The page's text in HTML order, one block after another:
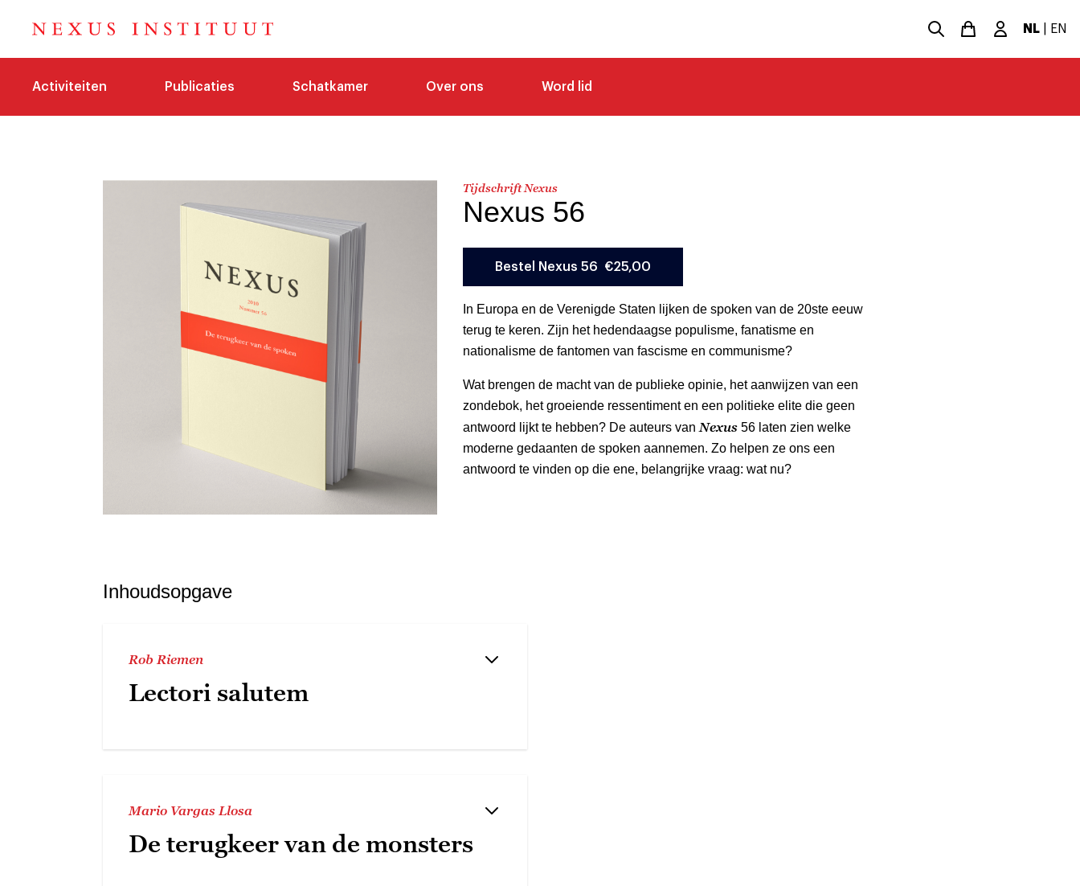
NL EN
Activiteiten Publicaties Schatkamer Over ons Word lid
Tijdschrift Nexus
Nexus 56
In Europa en de Verenigde Staten lijken de spoken van de 20ste eeuw
terug te keren. Zijn het hedendaagse populisme, fanatisme en
nationalisme de fantomen van fascisme en communisme?
Wat brengen de macht van de publieke opinie, het aanwijzen van een
zondebok, het groeiende ressentiment en een politieke elite die geen
antwoord lijkt te hebben? De auteurs van Nexus 56 laten zien welke
moderne gedaanten de spoken aannemen. Zo helpen ze ons een
antwoord te vinden op die ene, belangrijke vraag: wat nu?
Inhoudsopgave
Rob Riemen
Lectori salutem
Mario Vargas Llosa
De terugkeer van de monsters